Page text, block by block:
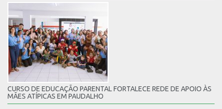
CURSO DE EDUCAÇÃO PARENTAL FORTALECE REDE DE APOIO ÀS
MÃES ATÍPICAS EM PAUDALHO